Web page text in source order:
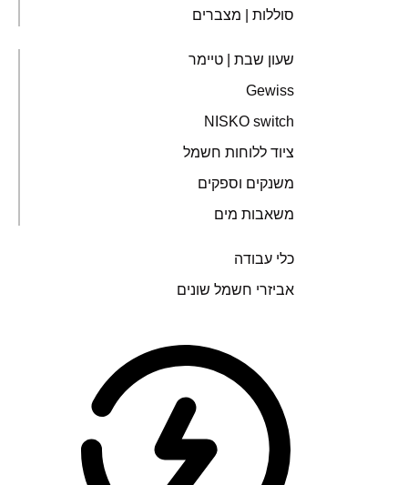
סוללות | מצברים
שעון שבת | טיימר
Gewiss
NISKO switch
ציוד ללוחות חשמל
משנקים וספקים
משאבות מים
כלי עבודה
אביזרי חשמל שונים